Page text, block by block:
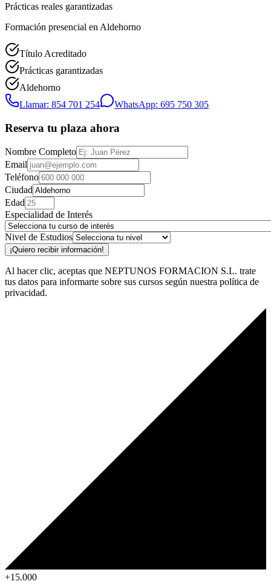
Prácticas reales garantizadas
Formación presencial en Aldehorno
Título Acreditado
Prácticas garantizadas
Aldehorno
Llamar: 854 701 254
WhatsApp: 695 750 305
Reserva tu plaza ahora
Nombre Completo
Email
Teléfono
Ciudad
Edad
Especialidad de Interés
Nivel de Estudios
¡Quiero recibir información!
Al hacer clic, aceptas que NEPTUNOS FORMACION S.L. trate
tus datos para informarte sobre sus cursos según nuestra política de
privacidad.
+15.000